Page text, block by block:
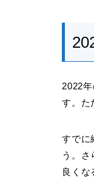
2022
す。た
すでに
う。さ
良くな